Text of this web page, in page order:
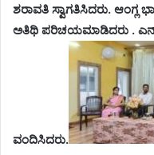
ಶರಾವತಿ ಸ್ವಾಗತಿಸಿದರು. ಆಂಗ್ಲ
ಅತಿಥಿ ಪರಿಚಯಮಾಡಿದರು .
ವಂದಿಸಿದರು.